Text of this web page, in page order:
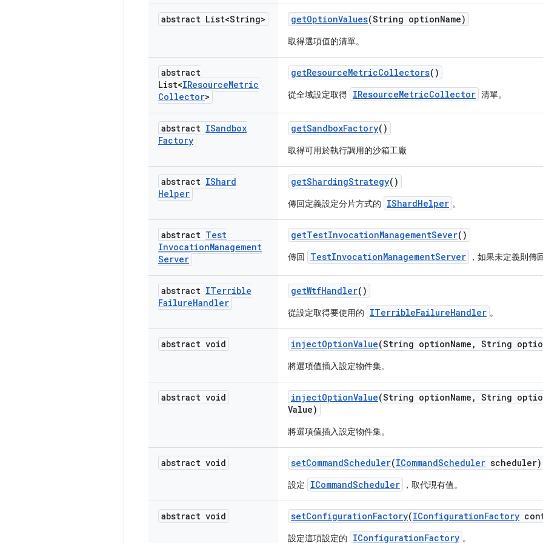
abstract List<String> getOptionValues(String optionName)
取得選項值的清單。
abstract
List<IResourceMetric
Collector>
getResourceMetricCollectors()
從全域設定取得 IResourceMetricCollector 清單。
abstract ISandbox
Factory
getSandboxFactory()
取得可用於執行調用的沙箱工廠
abstract IShard
Helper
getShardingStrategy()
傳回定義設定分片方式的 IShardHelper 。
abstract Test
InvocationManagement
Server
getTestInvocationManagementSever()
傳回 TestInvocationManagementServer ，如果未定義則傳
abstract ITerrible
FailureHandler
getWtfHandler()
從設定取得要使用的 ITerribleFailureHandler 。
abstract void injectOptionValue(String optionName , String
將選項值插入設定物件集。
abstract void injectOptionValue(String optionName , String
Value)
將選項值插入設定物件集。
abstract void setCommandScheduler(ICommandScheduler scheduler)
設定 ICommandScheduler ，取代現有值。
abstract void setConfigurationFactory(IConfigurationFactory
設定這項設定的 IConfigurationFactory 。